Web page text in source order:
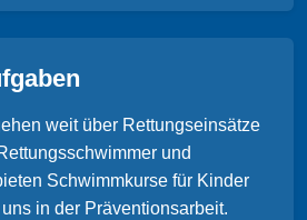
weit über Rettungseinsätze
und
Schwimmkurse für Kinder
in der Präventionsarbeit.